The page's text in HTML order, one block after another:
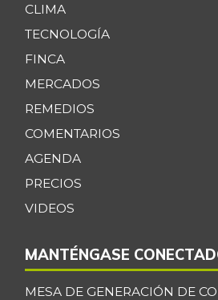
CLIMA
TECNOLOGÍA
FINCA
MERCADOS
REMEDIOS
COMENTARIOS
AGENDA
PRECIOS
VIDEOS
MANTÉNGASE
MESA DE GENERACIÓN DE